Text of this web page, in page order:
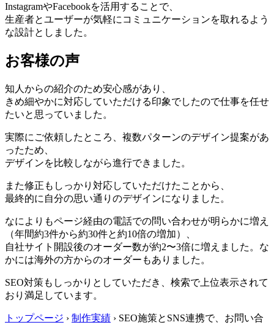
InstagramやFacebookを活用することで、
生産者とユーザーが気軽にコミュニケーションを取れるよう
な設計としました。
お客様の声
知人からの紹介のため安心感があり、
きめ細やかに対応していただける印象でしたので仕事を任せ
たいと思っていました。
実際にご依頼したところ、複数パターンのデザイン提案があ
ったため、
デザインを比較しながら進行できました。
また修正もしっかり対応していただけたことから、
最終的に自分の思い通りのデザインになりました。
なによりもページ経由の電話での問い合わせが明らかに増え
（年間約3件から約30件と約10倍の増加）、
自社サイト開設後のオーダー数が約2〜3倍に増えました。な
かには海外の方からのオーダーもありました。
SEO対策もしっかりとしていただき、検索で上位表示されて
おり満足しています。
トップページ › 制作実績 › SEO施策とSNS連携で、お問い合